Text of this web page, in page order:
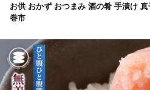
お供 おかず おつまみ 酒の肴 手漬け
巻市